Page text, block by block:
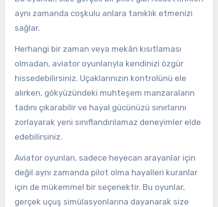
aynı zamanda coşkulu anlara tanıklık etmenizi
sağlar.
Herhangi bir zaman veya mekân kısıtlaması
olmadan, aviator oyunlarıyla kendinizi özgür
hissedebilirsiniz. Uçaklarınızın kontrolünü ele
alırken, gökyüzündeki muhteşem manzaraların
tadını çıkarabilir ve hayal gücünüzü sınırlarını
zorlayarak yeni sınıflandırılamaz deneyimler elde
edebilirsiniz.
Aviator oyunları, sadece heyecan arayanlar için
değil aynı zamanda pilot olma hayalleri kuranlar
için de mükemmel bir seçenektir. Bu oyunlar,
gerçek uçuş simülasyonlarına dayanarak size